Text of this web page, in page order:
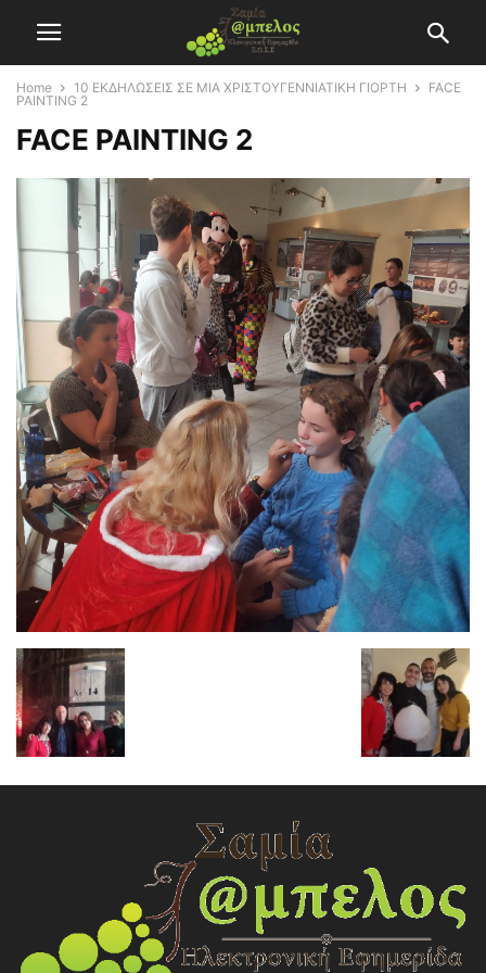
Home 10 ΕΚΔΗΛΩΣΕΙΣ ΣΕ ΜΙΑ ΧΡΙΣΤΟΥΓΕΝΝΙΑΤΙΚΗ ΓΙΟΡΤΗ
FACE
PAINTING 2
FACE PAINTING 2